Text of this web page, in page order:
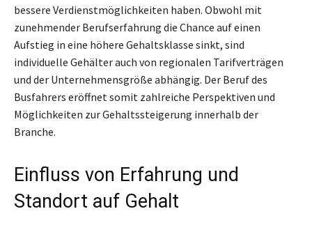
bessere Verdienstmöglichkeiten haben. Obwohl mit
zunehmender Berufserfahrung die Chance auf einen
Aufstieg in eine höhere Gehaltsklasse sinkt, sind
individuelle Gehälter auch von regionalen Tarifverträgen
und der Unternehmensgröße abhängig. Der Beruf des
Busfahrers eröffnet somit zahlreiche Perspektiven und
Möglichkeiten zur Gehaltssteigerung innerhalb der
Branche.
Einfluss von Erfahrung und
Standort auf Gehalt